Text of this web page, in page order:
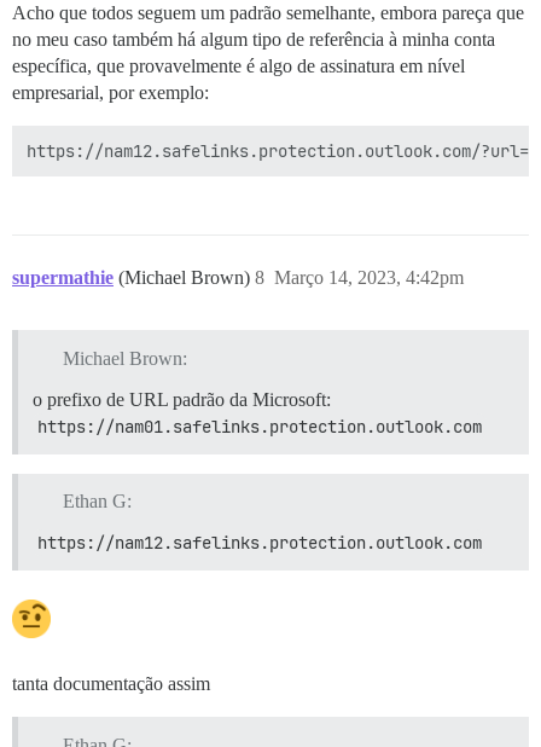
Acho que todos seguem um padrão semelhante, embora pareça que
no meu caso também há algum tipo de referência à minha conta
específica, que provavelmente é algo de assinatura em nível
empresarial, por exemplo:
supermathie (Michael Brown) Março 14, 2023, 4:42pm
8
Michael Brown:
o prefixo de URL padrão da Microsoft:
https://nam01.safelinks.protection.outlook.com
Ethan G:
https://nam12.safelinks.protection.outlook.com
tanta documentação assim